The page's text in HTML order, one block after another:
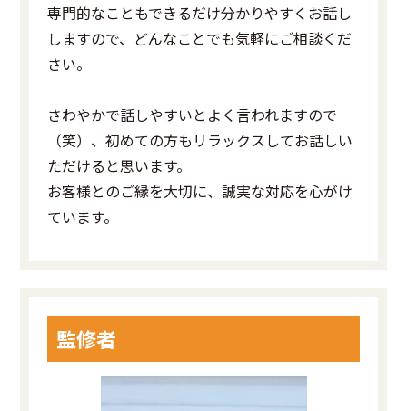
専門的なこともできるだけ分かりやすくお話し
しますので、どんなことでも気軽にご相談くだ
さい。
さわやかで話しやすいとよく言われますので
（笑）、初めての方もリラックスしてお話しい
ただけると思います。
お客様とのご縁を大切に、誠実な対応を心がけ
ています。
監修者